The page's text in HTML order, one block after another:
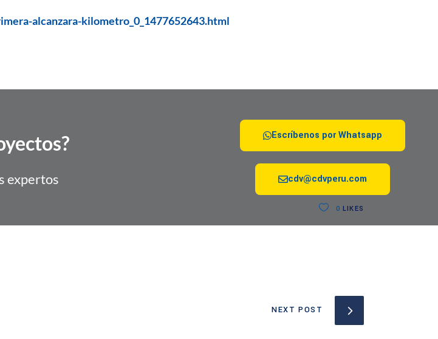
alcanzara-kilometro_0_1477652643.html
expertos
Escríbenos por Whatsapp
cdv@cdvperu.com
0 LIKES
NEXT POST